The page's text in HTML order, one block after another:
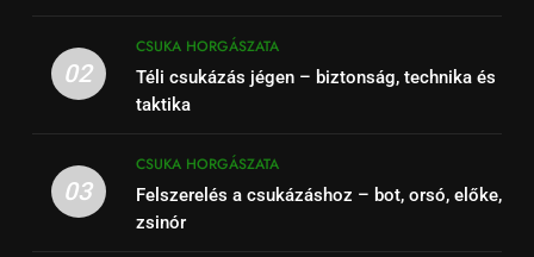
02
CSUKA HORGÁSZATA
Téli csukázás jégen – biztonság, technika és
taktika
03
CSUKA HORGÁSZATA
Felszerelés a csukázáshoz – bot, orsó, előke,
zsinór